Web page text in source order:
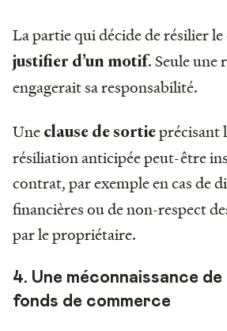
La partie qui décide de résilier le
justifier d’un motif. Seule une
engagerait sa responsabilité.
Une clause de sortieprécisant
résiliation anticipée peut-être
contrat, par exemple en cas de
financières ou de non-respect
par le propriétaire.
4. Une méconnaissance de
fonds de commerce